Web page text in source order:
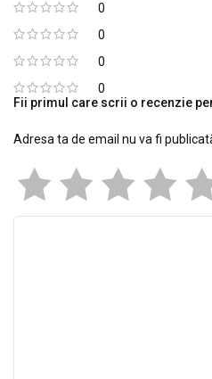
0
0
0
0
Fii primul care scrii o recenzie
Adresa ta de email nu va fi